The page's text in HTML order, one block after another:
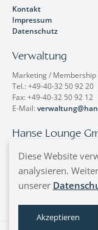
Kontakt
Impressum
Datenschutz
Verwaltung
Marketing / Membership
Tel.: +49-40-32 50 92 20
Fax: +49-40-32 50 92 12
E-Mail:
Hanse Lounge
Hanse Lounge GmbH &
20354 Hamburg
Tel.: +49 40 35 00 433
Diese Website
analysieren.
unserer
Akzeptieren